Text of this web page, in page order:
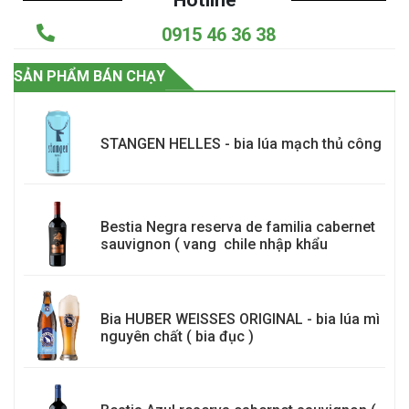
0915 46 36 38
SẢN PHẨM BÁN CHẠY
STANGEN HELLES - bia lúa mạch thủ công
Bestia Negra reserva de familia cabernet
sauvignon ( vang chile nhập khẩu
Bia HUBER WEISSES ORIGINAL - bia lúa mì
nguyên chất ( bia đục )